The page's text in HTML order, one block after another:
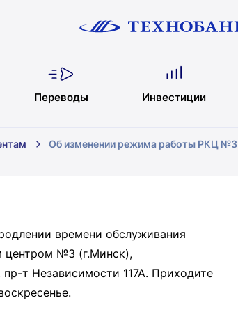
Переводы Инвестиции
Об изменении режима работы РКЦ №3
времени обслуживания
центром №3 (г.Минск),
т Независимости 117А. Приходите